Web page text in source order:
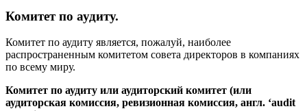
Комитет по аудиту.
Комитет по аудиту является, пожалуй, наиболее
распространенным комитетом совета директоров в компаниях
по всему миру.
Комитет по аудиту или аудиторский комитет (или
аудиторская комиссия, ревизионная комиссия, англ. ‘audit